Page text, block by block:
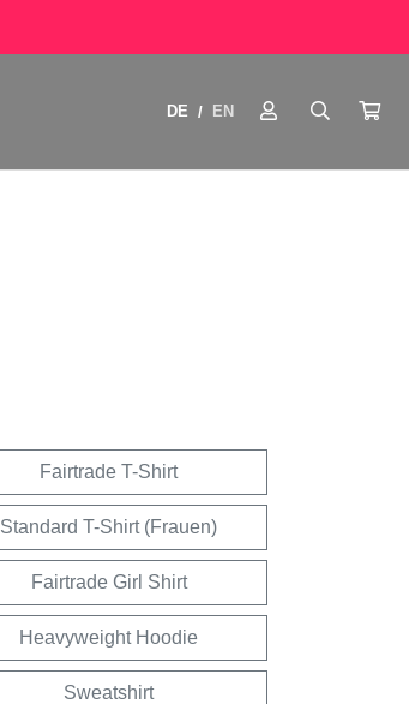
DE / EN
Fairtrade T-Shirt
Standard T-Shirt (Frauen)
Fairtrade Girl Shirt
Heavyweight Hoodie
Sweatshirt